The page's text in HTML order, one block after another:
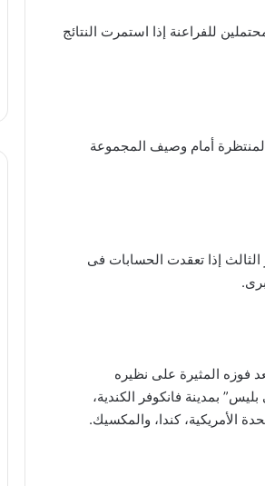
للفراعنة إذا استمرت النتائج
أمام وصيف المجموعة
إذا تعقدت الحسابات فى
فوزه المثيرة على نظيره
بمدينة فانكوفر الكندية،